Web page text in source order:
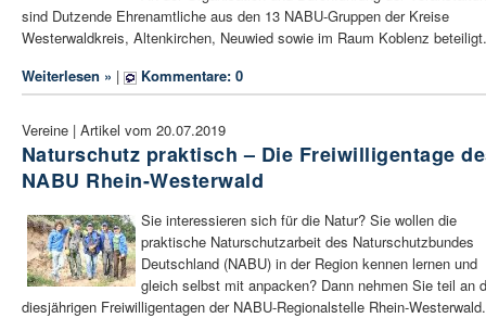
sind Dutzende Ehrenamtliche aus den 13 NABU-Gruppen der Kreise
Westerwaldkreis, Altenkirchen, Neuwied sowie im Raum Koblenz beteiligt.
Weiterlesen » | Kommentare: 0
Vereine | Artikel vom 20.07.2019
Naturschutz praktisch – Die Freiwilligentage
NABU Rhein-Westerwald
Sie interessieren sich für die Natur? Sie wollen die
praktische Naturschutzarbeit des Naturschutzbundes
Deutschland (NABU) in der Region kennen lernen und
gleich selbst mit anpacken? Dann nehmen Sie teil an
diesjährigen Freiwilligentagen der NABU-Regionalstelle Rhein-Westerwald.